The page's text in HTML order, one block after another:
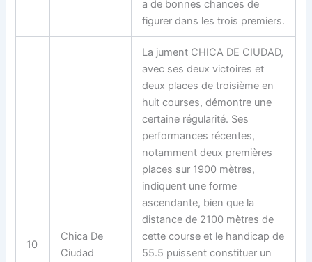
a de bonnes chances de
figurer dans les trois premiers.
10
Chica De
Ciudad
La jument CHICA DE CIUDAD,
avec ses deux victoires et
deux places de troisième en
huit courses, démontre une
certaine régularité. Ses
performances récentes,
notamment deux premières
places sur 1900 mètres,
indiquent une forme
ascendante, bien que la
distance de 2100 mètres de
cette course et le handicap de
55.5 puissent constituer un